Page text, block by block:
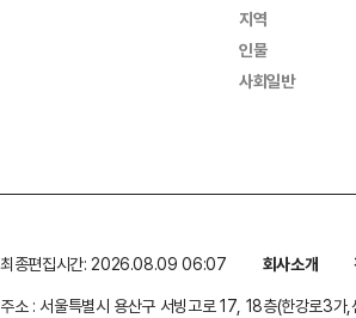
지역
인물
사회일반
최종편집시간: 2026.08.09 06:07 회사소개
주소 : 서울특별시 용산구 서빙고로 17, 18층(한강로3가,